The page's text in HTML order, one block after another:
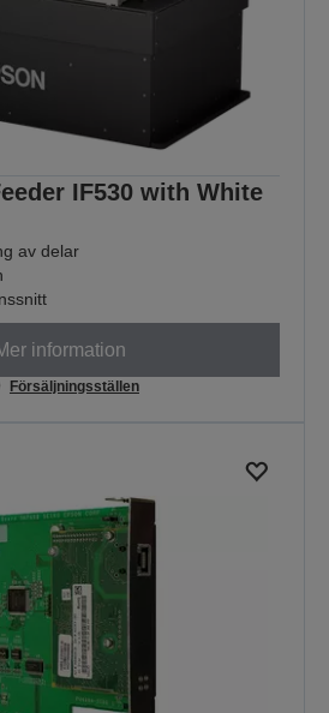
IF530 with White
av delar
information
Försäljningsställen